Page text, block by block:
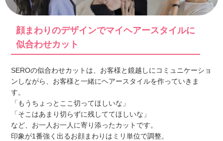
顔まわりのデザインでマイヘアースタイルに
似合わせカット
SEROの似合わせカットは、お客様と鏡越しにコミュニケーショ
ンしながら、お客様と一緒にヘアースタイルを作っていきま
す。
「もうちょっとここ切ってほしいな」
「そこはあまり切らずに残しててほしいな」
など、お一人お一人に寄り添ったカットです。
印象が1番強く出るお顔まわりはミリ単位で調整。